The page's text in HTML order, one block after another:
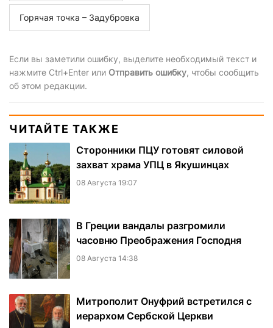
Горячая точка – Задубровка
Если вы заметили ошибку, выделите необходимый текст и
нажмите Ctrl+Enter или Отправить ошибку, чтобы сообщить
об этом редакции.
ЧИТАЙТЕ ТАКЖЕ
Сторонники ПЦУ готовят силовой
захват храма УПЦ в Якушинцах
08 Августа 19:07
В Греции вандалы разгромили
часовню Преображения Господня
08 Августа 14:38
Митрополит Онуфрий встретился с
иерархом Сербской Церкви